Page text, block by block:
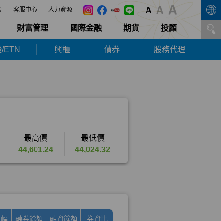
客服中心 人力資源
財富管理 國際金融 期貨 投顧
ETN 興櫃 債券 股務代理